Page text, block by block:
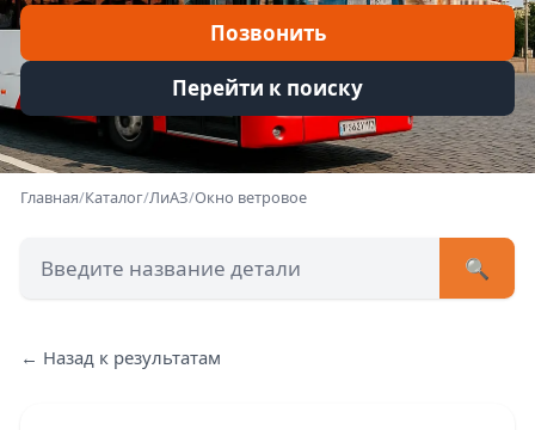
Позвонить
Перейти к поиску
Главная/Каталог/ЛиАЗ/Окно ветровое
🔍
← Назад к результатам